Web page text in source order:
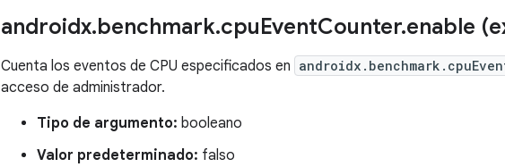
androidx.benchmark.cpuEventCounter.enable
Cuenta los eventos de CPU especificados en
acceso de administrador.
Tipo de argumento: booleano
Valor predeterminado: falso